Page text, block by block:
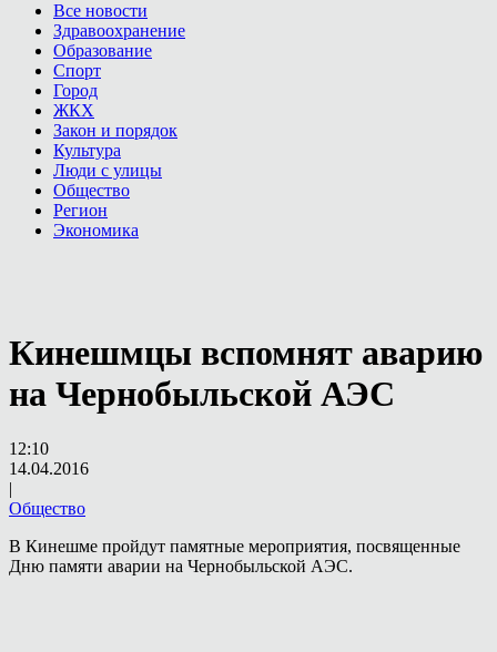
Все новости
Здравоохранение
Образование
Спорт
Город
ЖКХ
Закон и порядок
Культура
Люди с улицы
Общество
Регион
Экономика
Кинешмцы вспомнят аварию
на Чернобыльской АЭС
12:10
14.04.2016
|
Общество
В Кинешме пройдут памятные мероприятия, посвященные
Дню памяти аварии на Чернобыльской АЭС.